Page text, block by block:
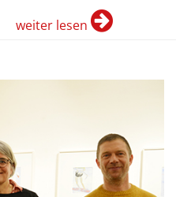
weiter lesen